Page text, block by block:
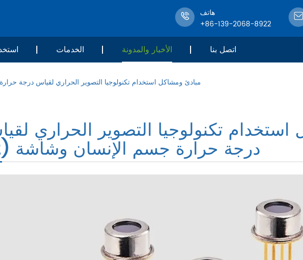
هاتف
+86-139-2068-8922
الخدمات الأخبار والمدونة اتصل بنا
مبادئ ومشاكل استخدام تكنولوجيا التصوير الحراري لقياس درجة
تكنولوجيا التصوير الحراري
درجة حرارة جسم الإنسان وشاشة (2)